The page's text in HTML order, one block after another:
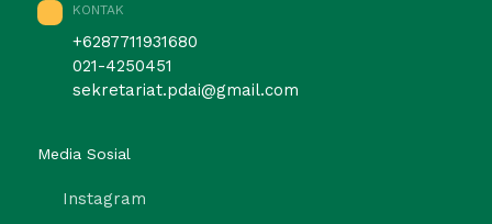
KONTAK
+6287711931680
021-4250451
sekretariat.pdai@gmail.com
Media Sosial
Instagram